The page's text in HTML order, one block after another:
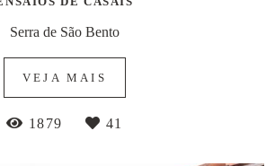
Serra de São Bento
VEJA MAIS
1879 41